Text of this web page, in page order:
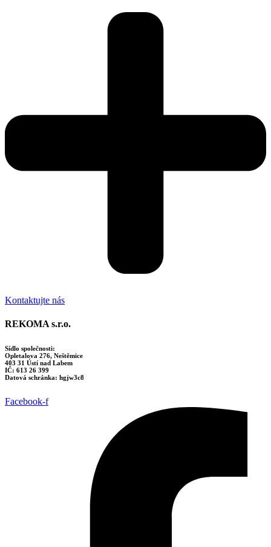
Kontaktujte nás
REKOMA s.r.o.
Sídlo společnosti:
Opletalova 276, Neštěmice
403 31 Ústí nad Labem
IČ: 613 26 399
Datová schránka: hgjw3c8
Facebook-f